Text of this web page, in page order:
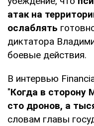
атак на
ослаблять
диктатора
боевые действия.
В интервью
"Когда в сторону
сто дронов, а
словам главы